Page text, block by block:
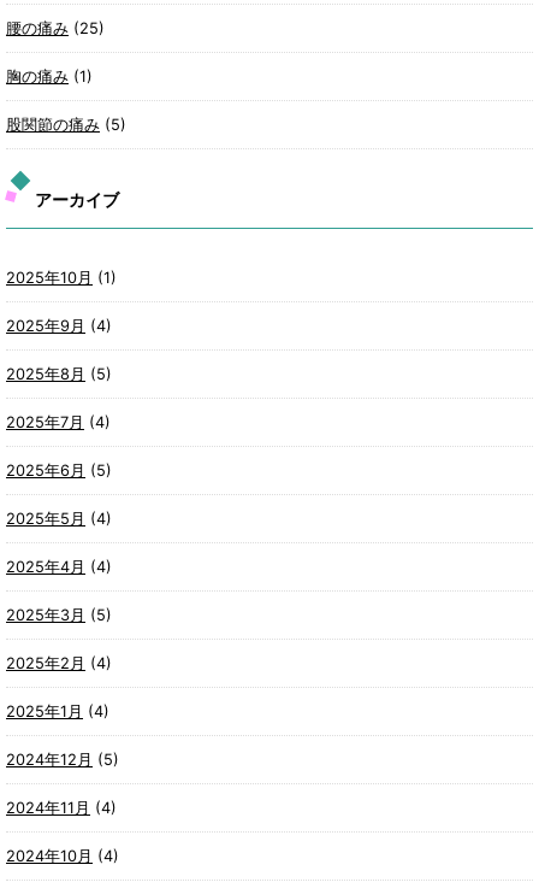
腰の痛み (25)
胸の痛み (1)
股関節の痛み (5)
アーカイブ
2025年10月 (1)
2025年9月 (4)
2025年8月 (5)
2025年7月 (4)
2025年6月 (5)
2025年5月 (4)
2025年4月 (4)
2025年3月 (5)
2025年2月 (4)
2025年1月 (4)
2024年12月 (5)
2024年11月 (4)
2024年10月 (4)